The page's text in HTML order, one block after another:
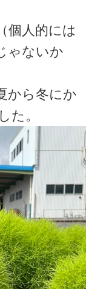
個人的には
ゃないか
から冬にか
た。